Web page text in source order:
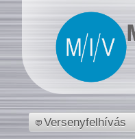
Versenyfelhívás